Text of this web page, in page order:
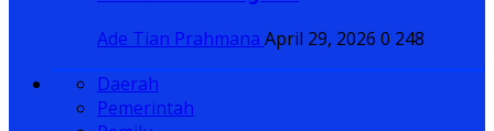
Ade Tian Prahmana April 29, 2026 0 248
Daerah
Pemerintah